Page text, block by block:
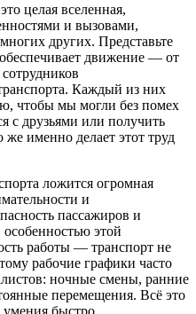
целая вселенная,
и вызовами,
других. Представьте
движение — от
Каждый из них
чтобы мы могли без помех
с друзьями или получить
именно делает этот труд
ложится огромная
и
пассажиров и
этой
работы — транспорт не
рабочие графики часто
ночные смены, ранние
перемещения. Всё это
умения быстро